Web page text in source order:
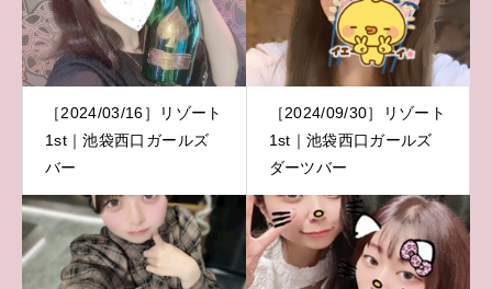
［2024/03/16］リゾート
1st｜池袋西口ガールズ
バー
［2024/09/30］リゾート
1st｜池袋西口ガールズ
ダーツバー